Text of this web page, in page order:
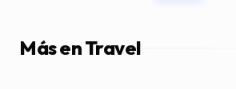
Más en Travel